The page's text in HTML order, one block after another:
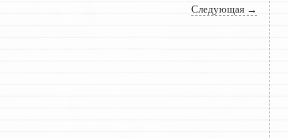
Следующая →